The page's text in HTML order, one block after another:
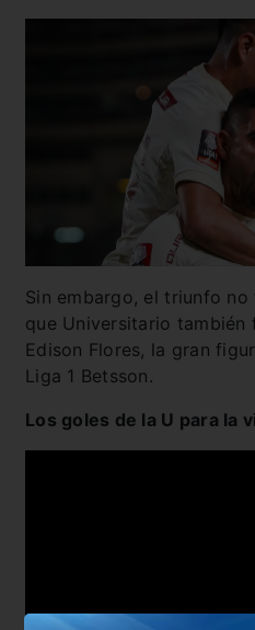
Sin embargo, el triunfo
que Universitario
Edison Flores, la gran
Liga 1 Betsson.
Los goles de la U para la